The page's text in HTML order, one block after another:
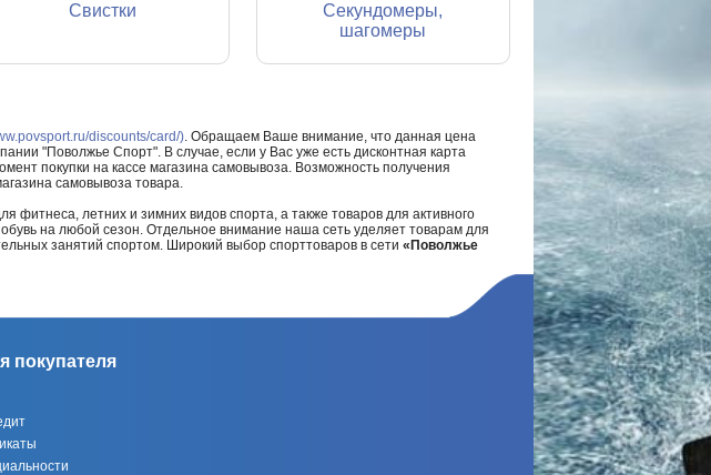
Свистки
Секундомеры,
шагомеры
discounts/card/). Обращаем Ваше внимание, что данная цена
"Поволжье Спорт". В случае, если у Вас уже есть дисконтная карта
покупки на кассе магазина самовывоза. Возможность получения
самовывоза товара.
фитнеса, летних и зимних видов спорта, а также товаров для активного
на любой сезон. Отдельное внимание наша сеть уделяет товарам для
занятий спортом. Широкий выбор спорттоваров в сети «Поволжье
покупателя